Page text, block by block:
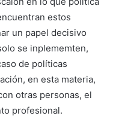
estos
un papel decisivo
se inplememten,
de políticas
en esta materia,
otras personas, el
profesional.